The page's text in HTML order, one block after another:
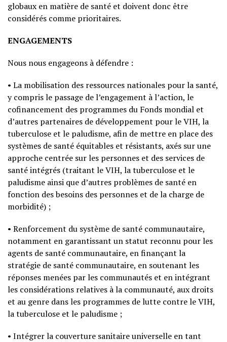
globaux en matière de santé et doivent donc être
considérés comme prioritaires.
ENGAGEMENTS
Nous nous engageons à défendre :
• La mobilisation des ressources nationales pour la santé,
y compris le passage de l’engagement à l’action, le
cofinancement des programmes du Fonds mondial et
d’autres partenaires de développement pour le VIH, la
tuberculose et le paludisme, afin de mettre en place des
systèmes de santé équitables et résistants, axés sur une
approche centrée sur les personnes et des services de
santé intégrés (traitant le VIH, la tuberculose et le
paludisme ainsi que d’autres problèmes de santé en
fonction des besoins des personnes et de la charge de
morbidité) ;
• Renforcement du système de santé communautaire,
notamment en garantissant un statut reconnu pour les
agents de santé communautaire, en finançant la
stratégie de santé communautaire, en soutenant les
réponses menées par les communautés et en intégrant
les considérations relatives à la communauté, aux droits
et au genre dans les programmes de lutte contre le VIH,
la tuberculose et le paludisme ;
• Intégrer la couverture sanitaire universelle en tant